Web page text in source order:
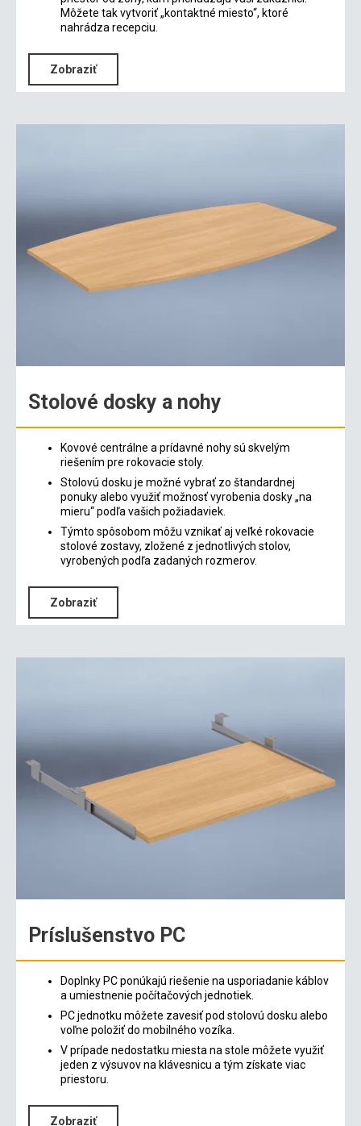
Môžete tak vytvoriť „kontaktné miesto“, ktoré
nahrádza recepciu.
Zobraziť
Stolové dosky a nohy
Kovové centrálne a prídavné nohy sú skvelým
riešením pre rokovacie stoly.
Stolovú dosku je možné vybrať zo štandardnej
ponuky alebo využiť možnosť vyrobenia dosky „na
mieru“ podľa vašich požiadaviek.
Týmto spôsobom môžu vznikať aj veľké rokovacie
stolové zostavy, zložené z jednotlivých stolov,
vyrobených podľa zadaných rozmerov.
Zobraziť
Príslušenstvo PC
Doplnky PC ponúkajú riešenie na usporiadanie káblov
a umiestnenie počítačových jednotiek.
PC jednotku môžete zavesiť pod stolovú dosku alebo
voľne položiť do mobilného vozíka.
V prípade nedostatku miesta na stole môžete využiť
jeden z výsuvov na klávesnicu a tým získate viac
priestoru.
Zobraziť